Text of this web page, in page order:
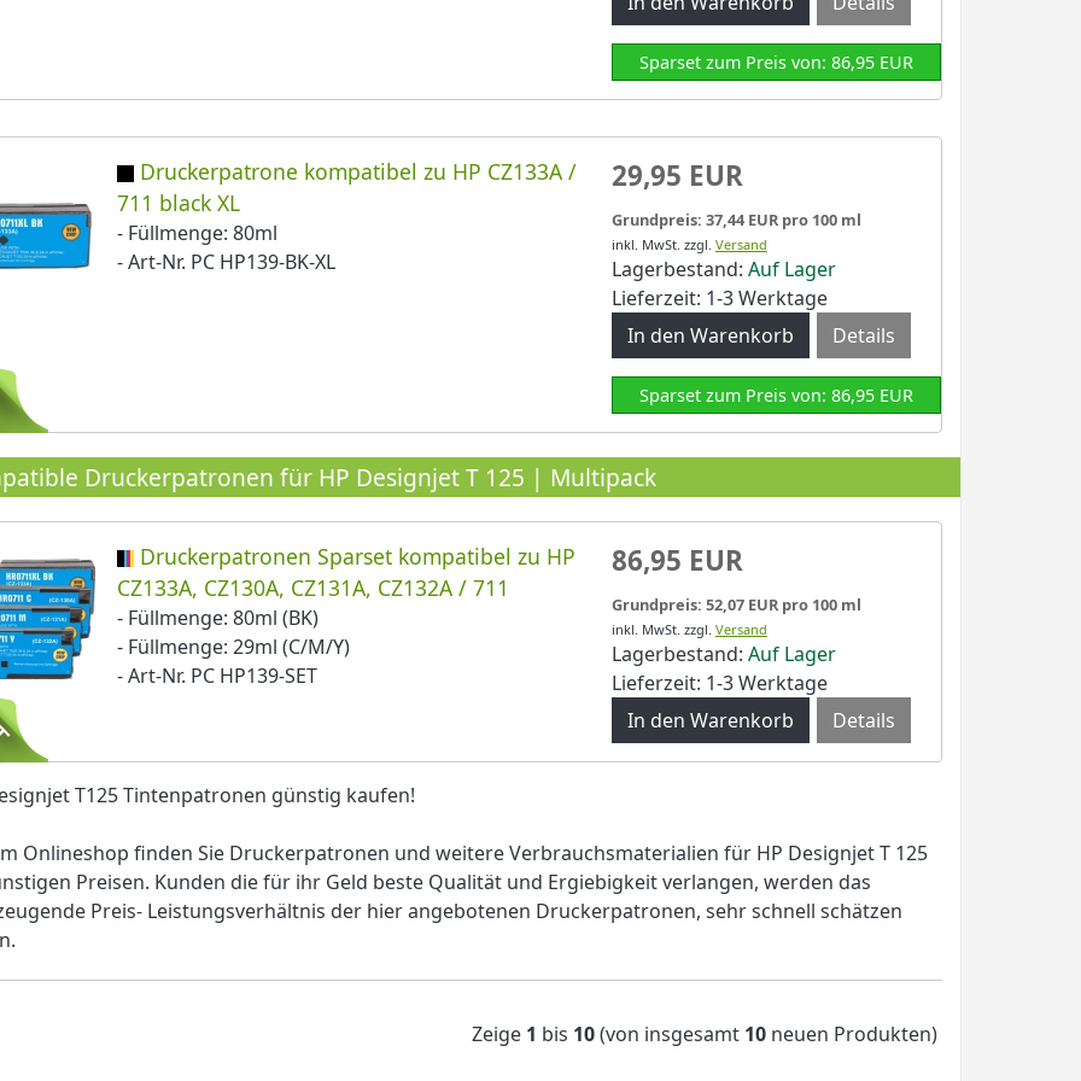
Sparset zum Preis von: 86,95 EUR
Druckerpatrone kompatibel zu HP CZ133A /
711 black XL
- Füllmenge: 80ml
- Art-Nr. PC HP139-BK-XL
29,95 EUR
Grundpreis: 37,44 EUR pro 100 ml
inkl. MwSt. zzgl. Versand
Lagerbestand: Auf Lager
Lieferzeit: 1-3 Werktage
Details
Sparset zum Preis von: 86,95 EUR
Druckerpatronen für HP Designjet T 125 | Multipack
Druckerpatronen Sparset kompatibel zu HP
CZ133A, CZ130A, CZ131A, CZ132A / 711
- Füllmenge: 80ml (BK)
- Füllmenge: 29ml (C/M/Y)
- Art-Nr. PC HP139-SET
86,95 EUR
Grundpreis: 52,07 EUR pro 100 ml
inkl. MwSt. zzgl. Versand
Lagerbestand: Auf Lager
Lieferzeit: 1-3 Werktage
Details
T125 Tintenpatronen günstig kaufen!
Onlineshop finden Sie Druckerpatronen und weitere Verbrauchsmaterialien für HP Designjet T 125
Preisen. Kunden die für ihr Geld beste Qualität und Ergiebigkeit verlangen, werden das
Preis- Leistungsverhältnis der hier angebotenen Druckerpatronen, sehr schnell schätzen
Zeige 1 bis 10(von insgesamt 10 neuen Produkten)